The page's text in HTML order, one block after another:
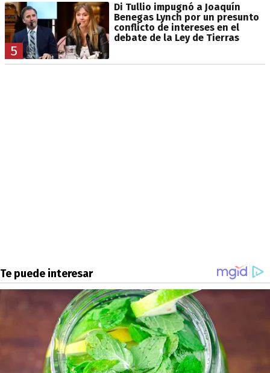
5
Di Tullio impugnó a Joaquín
Benegas Lynch por un presunto
conflicto de intereses en el
debate de la Ley de Tierras